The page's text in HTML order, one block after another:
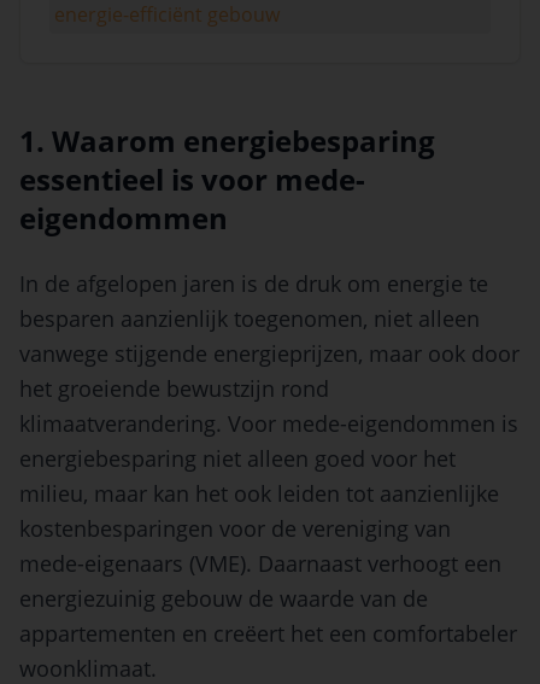
energie-efficiënt gebouw
1. Waarom energiebesparing
essentieel is voor mede-
eigendommen
In de afgelopen jaren is de druk om energie te
besparen aanzienlijk toegenomen, niet alleen
vanwege stijgende energieprijzen, maar ook door
het groeiende bewustzijn rond
klimaatverandering. Voor mede-eigendommen is
energiebesparing niet alleen goed voor het
milieu, maar kan het ook leiden tot aanzienlijke
kostenbesparingen voor de vereniging van
mede-eigenaars (VME). Daarnaast verhoogt een
energiezuinig gebouw de waarde van de
appartementen en creëert het een comfortabeler
woonklimaat.